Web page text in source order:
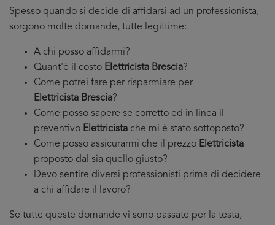
Spesso quando si decide di affidarsi ad un professionista,
sorgono molte domande, tutte legittime:
A chi posso affidarmi?
Quant'è il costo Elettricista Brescia?
Come potrei fare per risparmiare per
Elettricista Brescia?
Come posso sapere se corretto ed in linea il
preventivo Elettricista che mi è stato sottoposto?
Come posso assicurarmi che il prezzo Elettricista
proposto dal sia quello giusto?
Devo sentire diversi professionisti prima di decidere
a chi affidare il lavoro?
Se tutte queste domande vi sono passate per la testa,